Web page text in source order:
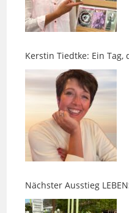
Kerstin Tiedtke: Ein Tag,
Nächster Ausstieg